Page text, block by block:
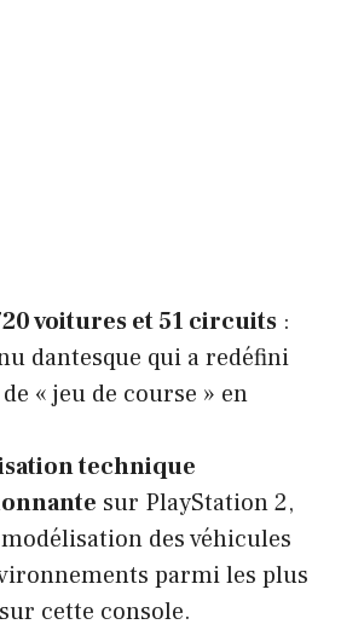
voitures et 51 circuits :
dantesque qui a redéfini
« jeu de course » en
technique
sur PlayStation 2,
des véhicules
parmi les plus
cette console.